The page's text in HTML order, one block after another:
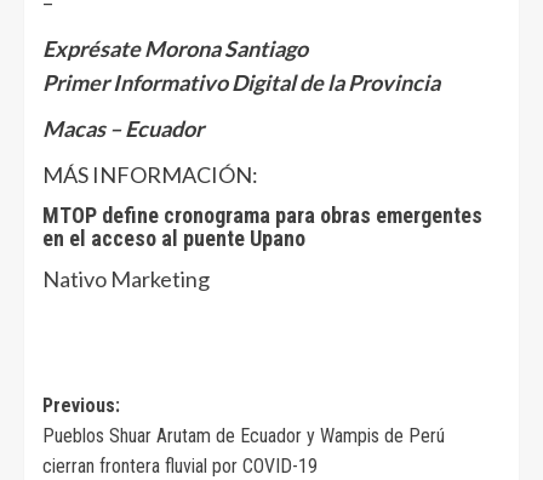
Exprésate Morona Santiago
Primer Informativo Digital de la Provincia
Macas – Ecuador
MÁS INFORMACIÓN:
MTOP define cronograma para obras emergentes
en el acceso al puente Upano
Nativo Marketing
Navegación
de
Previous:
Pueblos Shuar Arutam de Ecuador y Wampis de Perú
cierran frontera fluvial por COVID-19